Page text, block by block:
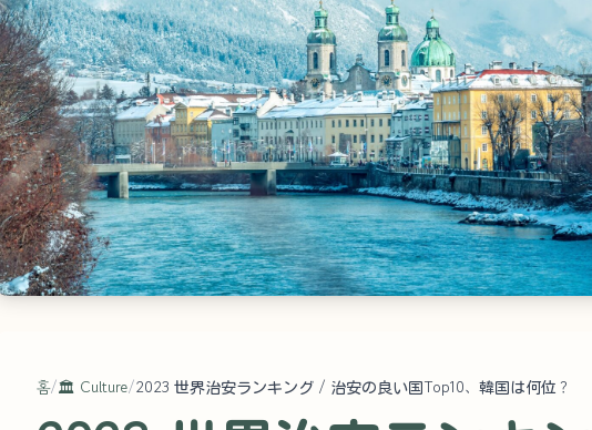
홈/🏛️ Culture/2023 世界治安ランキング / 治安の良い国Top10、韓国は何位？